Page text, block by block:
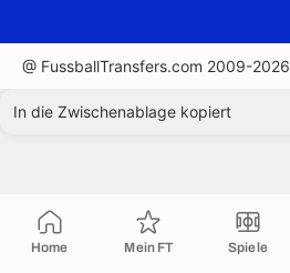
Home Mein FT Spiele
@ FussballTransfers.com 2009-2026
In die Zwischenablage kopiert